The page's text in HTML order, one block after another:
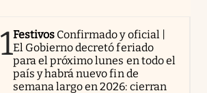
1Festivos Confirmado y oficial |
El Gobierno decretó feriado
para el próximo lunes en todo el
país y habrá nuevo fin de
semana largo en 2026: cierran